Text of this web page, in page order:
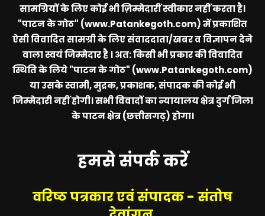
सामग्रियों के लिए कोई भी ज़िम्मेदारीं स्वीकार नहीं करता है।
"पाटन के गोठ" (www.Patankegoth.com)में प्रकाशित
ऐसी विवादित सामग्री के लिए संवाददाता/खबर व विज्ञापन देने
वाला स्वयं जिम्मेदार है । अत: किसी भी प्रकार की विवादित
स्थिति के लिये"पाटन के गोठ" (www.Patankegoth.com)
या उसके स्वामी, मुद्रक, प्रकाशक, संपादक की कोई भी
जिम्मेदारी नहीं होगी। सभी विवादों का न्यायालय क्षेत्र दुर्ग जिला
के पाटन क्षेत्र (छत्तीसगढ़) होगा।
हमसे संपर्क करें
वरिष्ठ पत्रकार एवं संपादक - संतोष